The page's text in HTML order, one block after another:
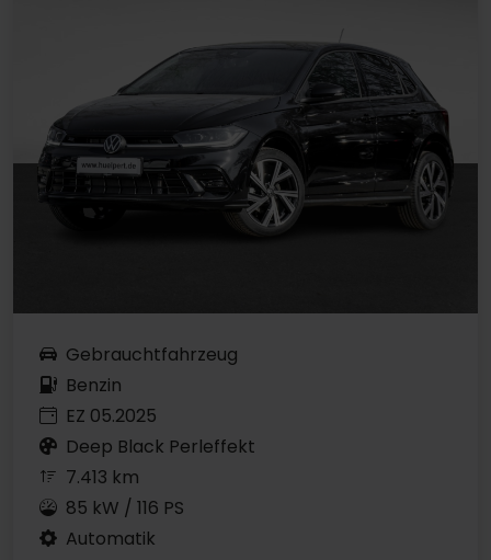
Gebrauchtfahrzeug
Benzin
EZ 05.2025
Deep Black Perleffekt
7.413 km
85 kW / 116 PS
Automatik